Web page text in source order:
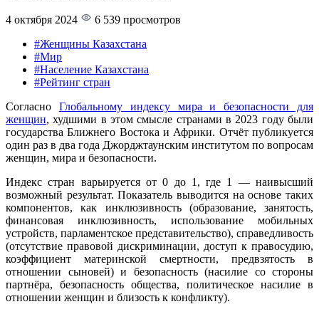
4 октября 2024
6 539 просмотров
#Женщины Казахстана
#Мир
#Население Казахстана
#Рейтинг стран
Согласно Глобальному индексу мира и безопасности для
женщин, худшими в этом смысле странами в 2023 году были
государства Ближнего Востока и Африки. Отчёт публикуется
один раз в два года Джорджтаунским институтом по вопросам
женщин, мира и безопасности.
Индекс стран варьируется от 0 до 1, где 1 — наивысший
возможный результат. Показатель выводится на основе таких
компонентов, как инклюзивность (образование, занятость,
финансовая инклюзивность, использование мобильных
устройств, парламентское представительство), справедливость
(отсутствие правовой дискриминации, доступ к правосудию,
коэффициент материнской смертности, предвзятость в
отношении сыновей) и безопасность (насилие со стороны
партнёра, безопасность общества, политическое насилие в
отношении женщин и близость к конфликту).